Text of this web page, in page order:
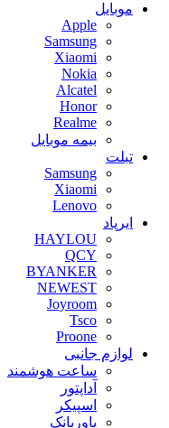
موبایل
Apple
Samsung
Xiaomi
Nokia
Alcatel
Honor
Realme
بیمه موبایل
تبلت
Samsung
Xiaomi
Lenovo
ایرپاد
HAYLOU
QCY
BYANKER
NEWEST
Joyroom
Tsco
Proone
لوازم جانبی
ساعت هوشمند
آداپتور
اسپیکر
پاوربانک